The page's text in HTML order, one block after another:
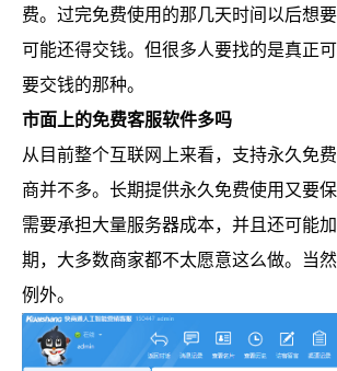
费。过完免费使用的那几天时间以后想要
可能还得交钱。但很多人要找的是真正
要交钱的那种。
市面上的免费客服软件多吗
从目前整个互联网上来看，支持永久免
商并不多。长期提供永久免费使用又要
需要承担大量服务器成本，并且还可能
期，大多数商家都不太愿意这么做。当
例外。